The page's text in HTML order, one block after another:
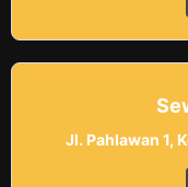
Jl. Pahlawan 1,